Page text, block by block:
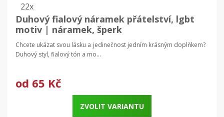
22x
Duhový fialový náramek přátelství, lgbt
motiv | náramek, šperk
Chcete ukázat svou lásku a jedinečnost jedním krásným doplňkem?
Duhový styl, fialový tón a mo...
od 65 Kč
ZVOLIT VARIANTU